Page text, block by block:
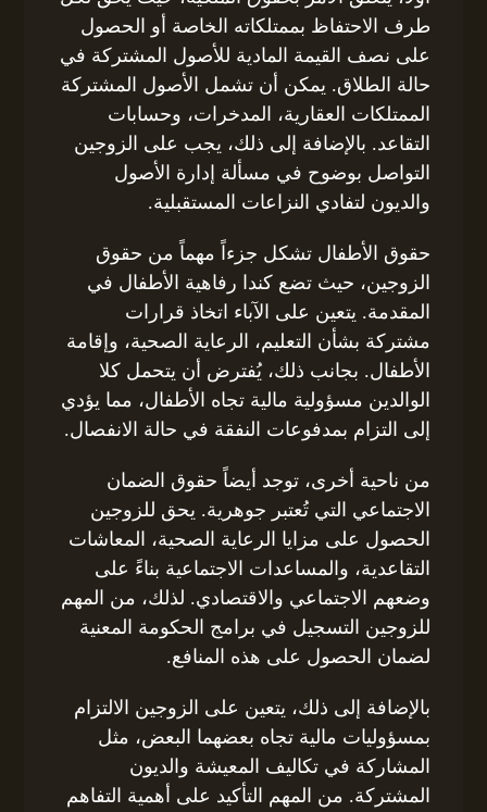
طرف الاحتفاظ بممتلكاته الخاصة أو الحصول
على نصف القيمة المادية للأصول المشتركة في
حالة الطلاق. يمكن أن تشمل الأصول المشتركة
الممتلكات العقارية، المدخرات، وحسابات
التقاعد. بالإضافة إلى ذلك، يجب على الزوجين
التواصل بوضوح في مسألة إدارة الأصول
والديون لتفادي النزاعات المستقبلية.
حقوق الأطفال تشكل جزءاً مهماً من حقوق
الزوجين، حيث تضع كندا رفاهية الأطفال في
المقدمة. يتعين على الآباء اتخاذ قرارات
مشتركة بشأن التعليم، الرعاية الصحية، وإقامة
الأطفال. بجانب ذلك، يُفترض أن يتحمل كلا
الوالدين مسؤولية مالية تجاه الأطفال، مما يؤدي
إلى التزام بمدفوعات النفقة في حالة الانفصال.
من ناحية أخرى، توجد أيضاً حقوق الضمان
الاجتماعي التي تُعتبر جوهرية. يحق للزوجين
الحصول على مزايا الرعاية الصحية، المعاشات
التقاعدية، والمساعدات الاجتماعية بناءً على
وضعهم الاجتماعي والاقتصادي. لذلك، من المهم
للزوجين التسجيل في برامج الحكومة المعنية
لضمان الحصول على هذه المنافع.
بالإضافة إلى ذلك، يتعين على الزوجين الالتزام
بمسؤوليات مالية تجاه بعضهما البعض، مثل
المشاركة في تكاليف المعيشة والديون
المشتركة. من المهم التأكيد على أهمية التفاهم